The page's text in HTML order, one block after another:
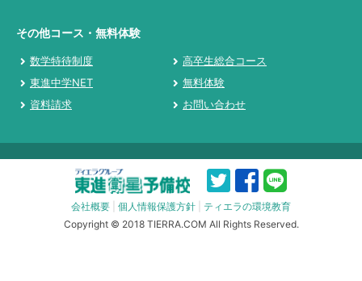
その他コース・無料体験
数学特待制度
高卒生総合コース
東進中学NET
無料体験
資料請求
お問い合わせ
会社概要 個人情報保護方針
ティエラの環境教育
Copyright © 2018 TIERRA.COM All Rights Reserved.